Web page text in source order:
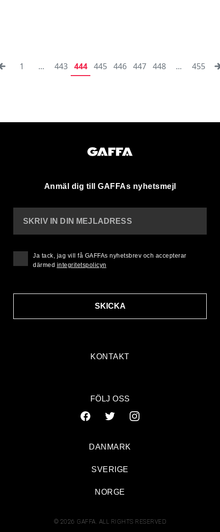
1 ... 443 444 445 446 447 448 ... 455
Anmäl dig till GAFFAs nyhetsmejl
KONTAKT
SKRIV IN DIN MEJLADRESS
SKICKA
Ja tack, jag vill få GAFFAs nyhetsbrev och accepterar
därmed integritetspolicyn
FÖLJ OSS
© 2026 GAFFA. ALL RIGHTS RESERVED
DANMARK
SVERIGE
NORGE